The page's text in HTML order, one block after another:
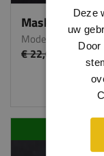
Model 6501
€ 22,69 € 19,29
Deze
uw
Door